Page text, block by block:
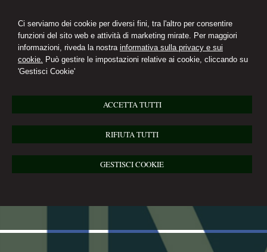
Ci serviamo dei cookie per diversi fini, tra l'altro per consentire
funzioni del sito web e attività di marketing mirate. Per maggiori
informazioni, riveda la nostra informativa sulla privacy e sui
cookie. Può gestire le impostazioni relative ai cookie, cliccando su
'Gestisci Cookie'
ACCETTA TUTTI
RIFIUTA TUTTI
GESTISCI COOKIE